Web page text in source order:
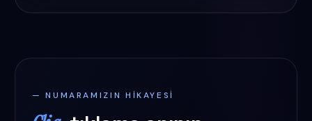
— NUMARAMIZIN HIKAYESI